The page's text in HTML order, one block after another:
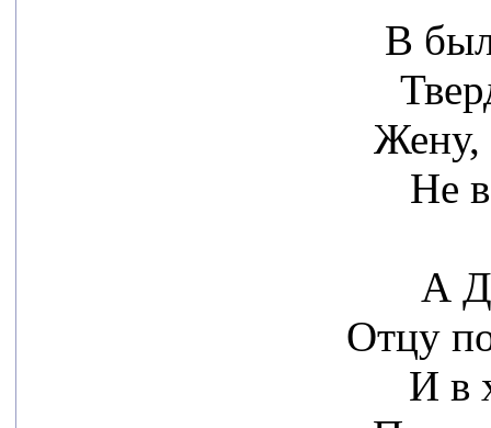
В
Жену,
Не
А
Отцу
И в